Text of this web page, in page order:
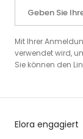
Mit Ihrer
verwendet wird,
Sie können den
Elora engagiert